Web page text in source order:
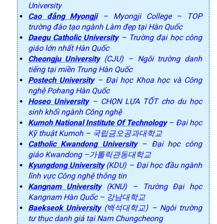
University
Cao đẳng Myongji– Myongji College – TOP
trường đào tạo ngành Làm đẹp tại Hàn Quốc
Daegu Catholic University– Trường đại học công
giáo lớn nhất Hàn Quốc
Cheongju University(CJU) – Ngôi trường danh
tiếng tại miền Trung Hàn Quốc
Postech University– Đại học Khoa học và Công
nghệ Pohang Hàn Quốc
Hoseo University– CHỌN LỰA TỐT cho du học
sinh khối ngành Công nghệ
Kumoh National Institute Of Technology– Đại học
Kỹ thuật Kumoh – 국립금오공과대학교
Catholic Kwandong University– Đại học công
giáo Kwandong –가톨릭관동대학교
Kyungdong University(KDU) – Đại học đầu ngành
lĩnh vực Công nghệ thông tin
Kangnam University(KNU) – Trường Đại học
Kangnam Hàn Quốc – 강남대학교
Baekseok University(백석대학교) – Ngôi trường
tư thục danh giá tại Nam Chungcheong